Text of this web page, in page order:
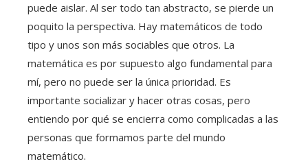
puede aislar. Al ser todo tan abstracto, se pierde un
poquito la perspectiva. Hay matemáticos de todo
tipo y unos son más sociables que otros. La
matemática es por supuesto algo fundamental para
mí, pero no puede ser la única prioridad. Es
importante socializar y hacer otras cosas, pero
entiendo por qué se encierra como complicadas a las
personas que formamos parte del mundo
matemático.